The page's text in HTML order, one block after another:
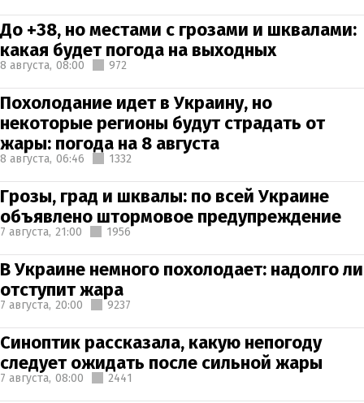
До +38, но местами с грозами и шквалами:
какая будет погода на выходных
8 августа, 08:00 972
Похолодание идет в Украину, но
некоторые регионы будут страдать от
жары: погода на 8 августа
8 августа, 06:46 1332
Грозы, град и шквалы: по всей Украине
объявлено штормовое предупреждение
7 августа, 21:00 1956
В Украине немного похолодает: надолго ли
отступит жара
7 августа, 20:00 9237
Синоптик рассказала, какую непогоду
следует ожидать после сильной жары
7 августа, 08:00 2441